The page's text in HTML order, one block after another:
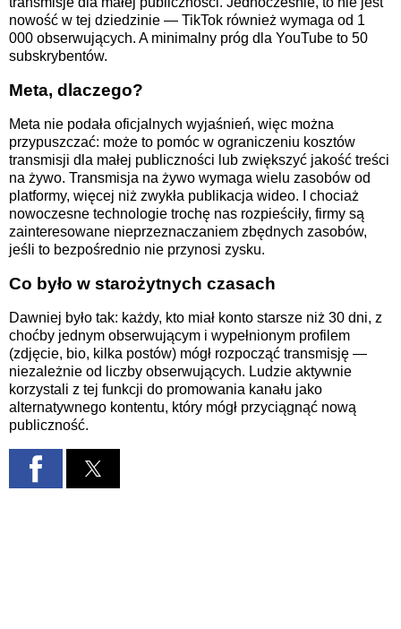
nowość w tej dziedzinie — TikTok również wymaga od 1
000 obserwujących. A minimalny próg dla YouTube to 50
subskrybentów.
Meta, dlaczego?
Meta nie podała oficjalnych wyjaśnień, więc można
przypuszczać: może to pomóc w ograniczeniu kosztów
transmisji dla małej publiczności lub zwiększyć jakość treści
na żywo. Transmisja na żywo wymaga wielu zasobów od
platformy, więcej niż zwykła publikacja wideo. I chociaż
nowoczesne technologie trochę nas rozpieściły, firmy są
zainteresowane nieprzeznaczaniem zbędnych zasobów,
jeśli to bezpośrednio nie przynosi zysku.
Co było w starożytnych czasach
Dawniej było tak: każdy, kto miał konto starsze niż 30 dni, z
choćby jednym obserwującym i wypełnionym profilem
(zdjęcie, bio, kilka postów) mógł rozpocząć transmisję —
niezależnie od liczby obserwujących. Ludzie aktywnie
korzystali z tej funkcji do promowania kanału jako
alternatywnego kontentu, który mógł przyciągnąć nową
publiczność.